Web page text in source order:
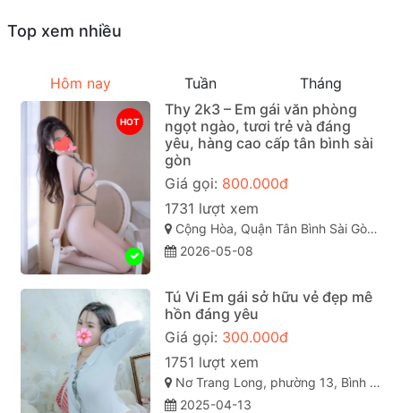
Top xem nhiều
Hôm nay Tuần Tháng
HOT
Thy 2k3 – Em gái văn phòng
ngọt ngào, tươi trẻ và đáng
yêu, hàng cao cấp tân bình sài
gòn
Giá gọi: 800.000đ
1731 lượt xem
Cộng Hòa, Quận Tân Bình Sài Gòn ( TP. Hồ Chí Minh )
2026-05-08
Tú Vi Em gái sở hữu vẻ đẹp mê
hồn đáng yêu
Giá gọi: 300.000đ
1751 lượt xem
Nơ Trang Long, phường 13, Bình Thạnh, Thành phố Hồ Chí Minh
2025-04-13